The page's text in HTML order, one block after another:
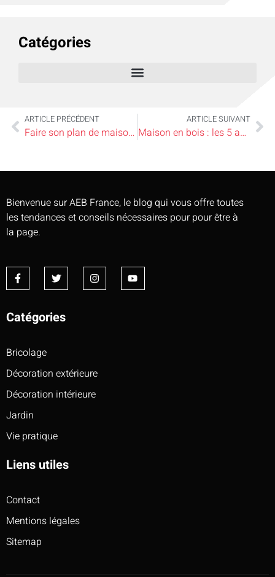
Catégories
ARTICLE PRÉCÉDENT
Faire son plan de maison : comment dessiner son propre plan de maison ?
ARTICLE SUIVANT
Maison en bois : les 5 avantages de construire sa maison en bois
Bienvenue sur AEB France, le blog qui vous offre toutes
les tendances et conseils nécessaires pour pour être à
la page.
Catégories
Bricolage
Décoration extérieure
Décoration intérieure
Jardin
Vie pratique
Liens utiles
Contact
Mentions légales
Sitemap